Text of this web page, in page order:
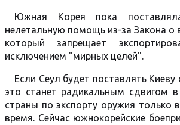
Южная Корея пока
нелетальную помощь из-за Закона о
который запрещает
исключением "мирных целей".
Если Сеул будет поставлять
это станет радикальным сдвигом
страны по экспорту оружия только
время. Сейчас южнокорейские